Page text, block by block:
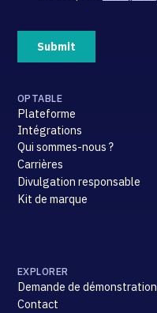
OPTABLE
Plateforme
Intégrations
Qui sommes-nous ?
Carrières
Divulgation responsable
Kit de marque
EXPLORER
Demande de démonstration
Contact